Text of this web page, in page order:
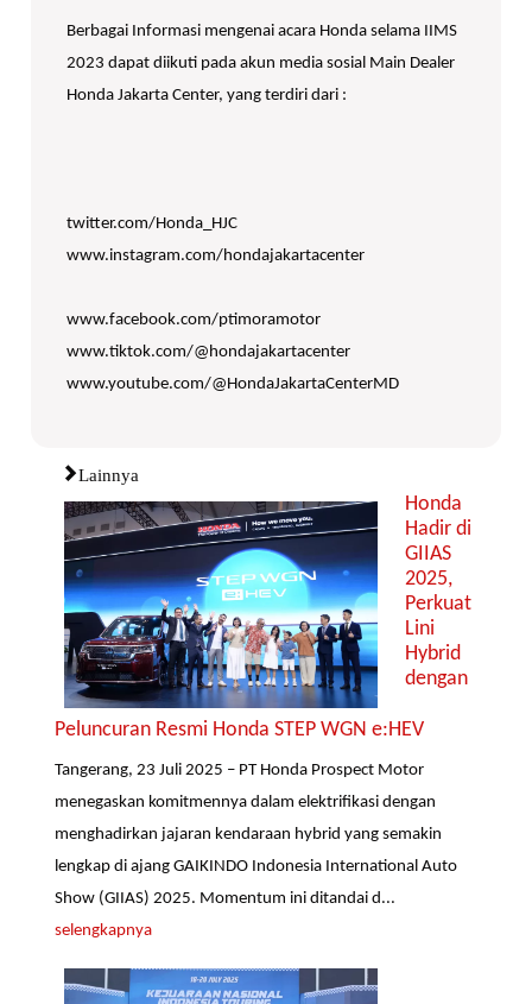
Berbagai Informasi mengenai acara Honda selama IIMS
2023 dapat diikuti pada akun media sosial Main Dealer
Honda Jakarta Center, yang terdiri dari :
twitter.com/Honda_HJC
www.instagram.com/hondajakartacenter
www.facebook.com/ptimoramotor
www.tiktok.com/@hondajakartacenter
www.youtube.com/@HondaJakartaCenterMD
Lainnya
Honda
Hadir di
GIIAS
2025,
Perkuat
Lini
Hybrid
dengan
Peluncuran Resmi Honda STEP WGN e:HEV
Tangerang, 23 Juli 2025 – PT Honda Prospect Motor
menegaskan komitmennya dalam elektrifikasi dengan
menghadirkan jajaran kendaraan hybrid yang semakin
lengkap di ajang GAIKINDO Indonesia International Auto
Show (GIIAS) 2025. Momentum ini ditandai d...
selengkapnya